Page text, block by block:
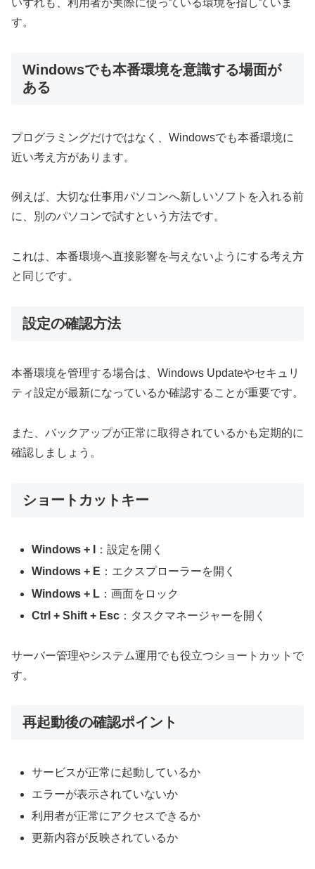
いずれも、利用者が実際に使っている環境を指していま
す。
Windowsでも本番環境を意識する場面が
ある
プログラミングだけではなく、Windowsでも本番環境に
近い考え方があります。
例えば、大切な仕事用パソコンへ新しいソフトを入れる前
に、別のパソコンで試すという方法です。
これは、本番環境へ直接影響を与えないようにする考え方
と同じです。
設定の確認方法
本番環境を管理する場合は、Windows Updateやセキュリ
ティ設定が最新になっているか確認することが重要です。
また、バックアップが正常に取得されているかも定期的に
確認しましょう。
ショートカットキー
Windows + I
：設定を開く
Windows + E ：エクスプローラーを開く
Windows + L ：画面をロック
Ctrl + Shift + Esc ：タスクマネージャーを開く
サーバー管理やシステム運用でも役立つショートカットで
す。
再起動後の確認ポイント
サービスが正常に起動しているか
エラーが表示されていないか
利用者が正常にアクセスできるか
更新内容が反映されているか